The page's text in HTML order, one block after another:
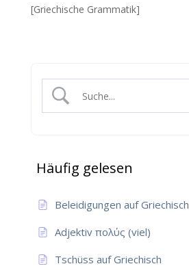
[Griechische Grammatik]
Häufig gelesen
Beleidigungen auf Griechisch
Adjektiv πολύς (viel)
Tschüss auf Griechisch